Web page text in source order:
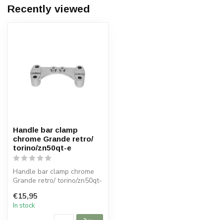
Recently viewed
Handle bar clamp
chrome Grande retro/
torino/zn50qt-e
Handle bar clamp chrome
Grande retro/ torino/zn50qt-
€15,95
In stock